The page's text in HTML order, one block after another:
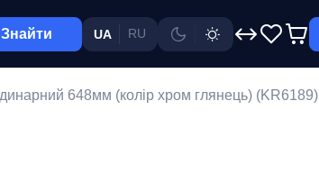
Знайти UA RU
648мм (колір хром глянець) (KR6189)